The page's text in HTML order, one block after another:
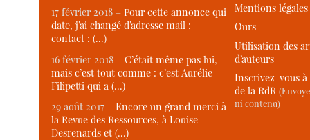
17 février 2018 –Pour cette annonce qui
date, j’ai changé d’adresse mail :
contact : (…)
16 février 2018 –C’était même pas lui,
mais c’est tout comme : c’est Aurélie
Filipetti qui a (…)
29 août 2017 –Encore un grand merci à
la Revue des Ressources, à Louise
Desrenards et (…)
Mentions légales
Ours
Utilisation des
d’auteurs
Inscrivez-vous
de la RdR
ni contenu)